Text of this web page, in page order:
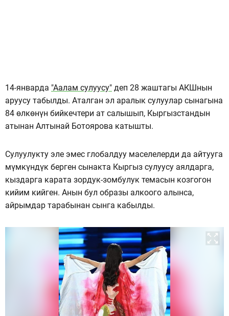
14-январда "Аалам сулуусу" деп 28 жаштагы АКШнын
аруусу табылды. Аталган эл аралык сулуулар сынагына
84 өлкөнүн бийкечтери ат салышып, Кыргызстандын
атынан Алтынай Ботоярова катышты.
Сулуулукту эле эмес глобалдуу маселелерди да айтууга
мүмкүндүк берген сынакта Кыргыз сулуусу аялдарга,
кыздарга карата зордук-зомбулук темасын козгогон
кийим кийген. Анын бул образы алкоого алынса,
айрымдар тарабынан сынга кабылды.